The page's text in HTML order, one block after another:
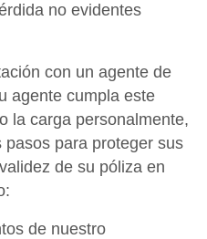
no evidentes
con un agente de
agente cumpla este
la carga personalmente,
para proteger sus
de su póliza en
de nuestro